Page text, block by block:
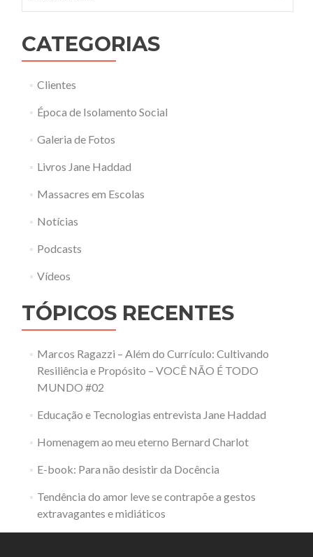
CATEGORIAS
Clientes
Época de Isolamento Social
Galeria de Fotos
Livros Jane Haddad
Massacres em Escolas
Notícias
Podcasts
Vídeos
TÓPICOS RECENTES
Marcos Ragazzi – Além do Currículo: Cultivando
Resiliência e Propósito – VOCÊ NÃO É TODO
MUNDO #02
Educação e Tecnologias entrevista Jane Haddad
Homenagem ao meu eterno Bernard Charlot
E-book: Para não desistir da Docência
Tendência do amor leve se contrapõe a gestos
extravagantes e midiáticos